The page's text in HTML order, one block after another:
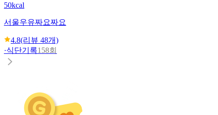
50kcal
서울우유짜요짜요
4.8(리뷰 48개)
·식단기록158회